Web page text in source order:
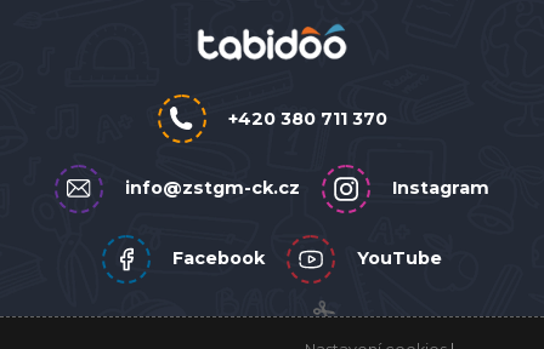
+420 380 711 370
info@zstgm-ck.cz Instagram
Facebook YouTube